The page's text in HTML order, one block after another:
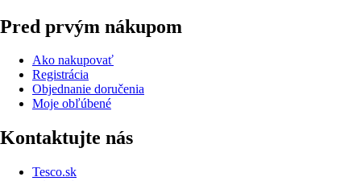
Pred prvým nákupom
Ako nakupovať
Registrácia
Objednanie doručenia
Moje obľúbené
Kontaktujte nás
Tesco.sk